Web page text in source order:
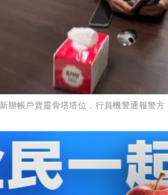
辦帳戶賣靈骨塔塔位，行員機警通報警